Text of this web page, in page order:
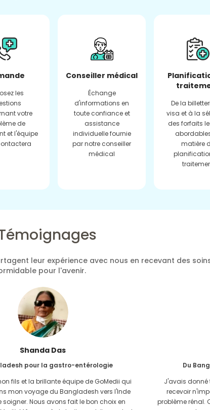
les
votre
de
et l'équipe
Conseiller médical
Échange
d'informations en
toute confiance et
assistance
individuelle fournie
par notre conseiller
médical
De la
visa et à la
des forfaits
matière
leur expérience avec nous en recevant des
pour l'avenir.
Shanda Das
pour la gastro-entérologie
fils et la brillante équipe de GoMedii qui
mon voyage du Bangladesh vers l'Inde
soigner. Nous avons fait le bon choix en
Du
J'avais donné
recevoir
problème rénal.